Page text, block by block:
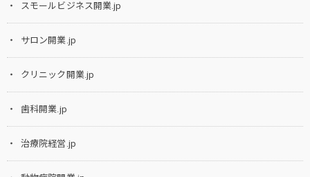
スモールビジネス開業.jp
サロン開業.jp
クリニック開業.jp
歯科開業.jp
治療院経営.jp